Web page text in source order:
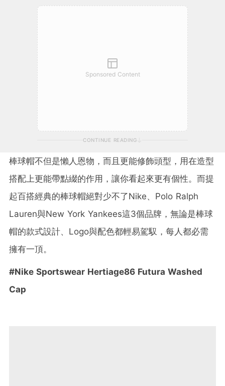
Sponsored Content
CONTINUE READING
棒球帽不但是懶人恩物，而且更能修飾頭型，用在造型
搭配上更能帶點綴的作用，讓你看起來更有個性。而提
起百搭經典的棒球帽絕對少不了Nike、Polo Ralph
Lauren與New York Yankees這3個品牌，無論是棒球
帽的款式設計、Logo與配色都輕易駕馭，每人都必需
擁有一頂。
#Nike Sportswear Hertiage86 Futura Washed
Cap